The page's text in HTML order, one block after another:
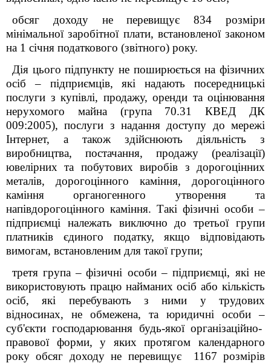
обсяг доходу не перевищує 834 розміри
мінімальної заробітної плати, встановленої законом
на 1 січня податкового (звітного) року.
Дія цього підпункту не поширюється на фізичних
осіб –підприємців, які надають посередницькі
послуги з купівлі, продажу, оренди та оцінювання
нерухомого майна (група 70.31 КВЕД ДК
009:2005), послуги з надання доступу до мережі
Інтернет, а також здійснюють діяльність з
виробництва, постачання, продажу (реалізації)
ювелірних та побутових виробів з дорогоцінних
металів, дорогоцінного каміння, дорогоцінного
каміння органогенного утворення та
напівдорогоцінного каміння. Такі фізичні особи–
підприємці належать виключно до третьої групи
платників єдиного податку, якщо відповідають
вимогам, встановленим для такої групи;
третя група – фізичні особи–підприємці, які не
використовують працю найманих осіб або кількість
осіб, які перебувають з ними у трудових
відносинах, не обмежена, та юридичні особи–
суб'єкти господарювання будь-якої організаційно-
правової форми, у яких протягом календарного
року обсяг доходу не перевищує
1167 розмірів